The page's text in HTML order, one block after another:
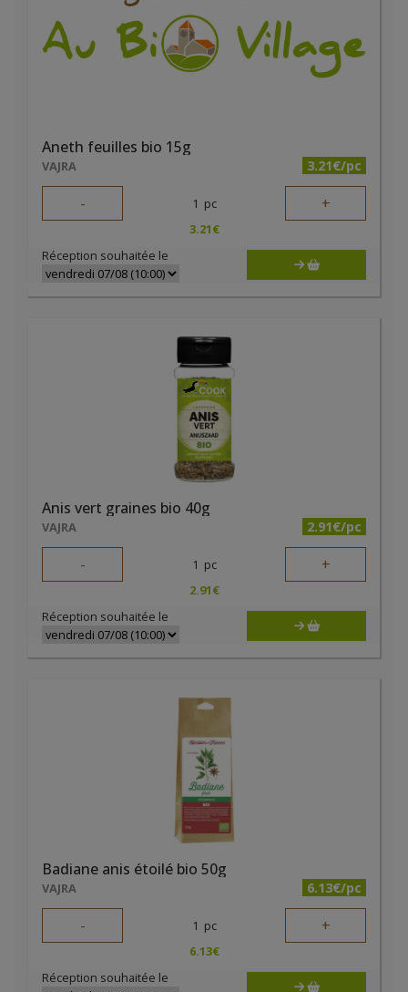
Aneth feuilles bio 15g
VAJRA 3.21€/pc
- 1 pc +
3.21€
Réception souhaitée le
Anis vert graines bio 40g
VAJRA 2.91€/pc
- 1 pc +
2.91€
Réception souhaitée le
Badiane anis étoilé bio 50g
VAJRA 6.13€/pc
- 1 pc +
6.13€
Réception souhaitée le